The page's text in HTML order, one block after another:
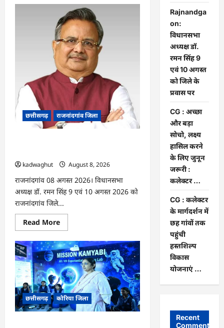
भगवान
शिव
पर
कथित
आपत्तिजनक
टिप्पणी
मामला:
छत्तीसगढ़
क्रिश्चियन
फोरम
के
अध्यक्ष
अरुण
पन्नालाल
की
जमानत
खारिज
छत्तीसगढ़ राजनांदगांव जिला
kadwaghut
August 8, 2026
राजनांदगांव 08 अगस्त 2026। विधानसभा
अध्यक्ष डॉ. रमन सिंह 9 एवं 10 अगस्त 2026 को
राजनांदगांव जिले...
Read MoreRead
more
Rajnandgaon:
विधानसभा
अध्यक्ष
डॉ.
रमन
सिंह
9
एवं
10
अगस्त
को
छत्तीसगढ़ कोरिया जिला
Rajnandga
on:
विधानसभा
अध्यक्ष डॉ.
रमन सिंह 9
एवं 10 अगस्त
को जिले के
प्रवास पर
CG : अच्छा
और बड़ा
सोचो, लक्ष्य
हासिल करने
के लिए जुनून
जरूरी :
कलेक्टर …
CG : कलेक्टर
के मार्गदर्शन में
छह गांवों तक
पहुंची
हस्तशिल्प
विकास
योजनाएं …
Recent
Comments